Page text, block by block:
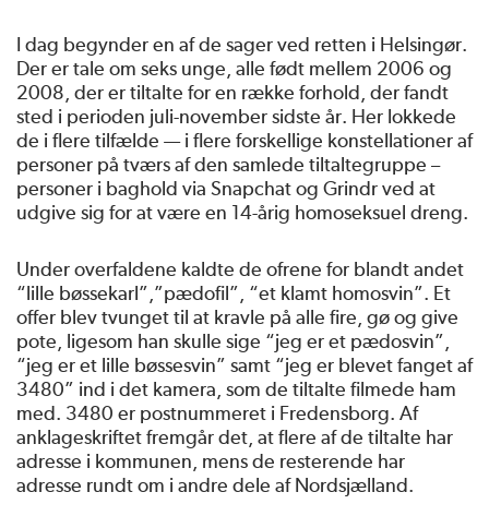
I dag begynder en af de sager ved retten i Helsingør.
Der er tale om seks unge, alle født mellem 2006 og
2008, der er tiltalte for en række forhold, der fandt
sted i perioden juli-november sidste år. Her lokkede
de i flere tilfælde — i flere forskellige konstellationer af
personer på tværs af den samlede tiltaltegruppe –
personer i baghold via Snapchat og Grindr ved at
udgive sig for at være en 14-årig homoseksuel dreng.
Under overfaldene kaldte de ofrene for blandt andet
“lille bøssekarl”,”pædofil”, “et klamt homosvin”. Et
offer blev tvunget til at kravle på alle fire, gø og give
pote, ligesom han skulle sige “jeg er et pædosvin”,
“jeg er et lille bøssesvin” samt “jeg er blevet fanget af
3480” ind i det kamera, som de tiltalte filmede ham
med. 3480 er postnummeret i Fredensborg. Af
anklageskriftet fremgår det, at flere af de tiltalte har
adresse i kommunen, mens de resterende har
adresse rundt om i andre dele af Nordsjælland.